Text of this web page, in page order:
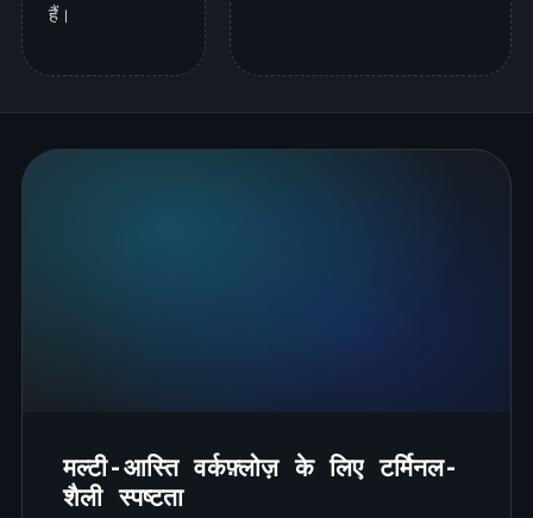
हैं।
मल्टी-आस्ति वर्कफ़्लोज़ के लिए टर्मिनल-
शैली स्पष्टता